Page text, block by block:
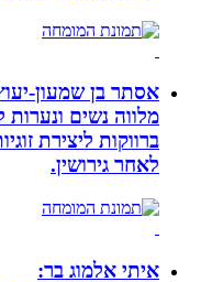
אסתר בן שמעון-יעוץ
מלווה נשים ונערות
ברווקות ליצירת
לאחר גירושין.
איתי אלמוג בר: